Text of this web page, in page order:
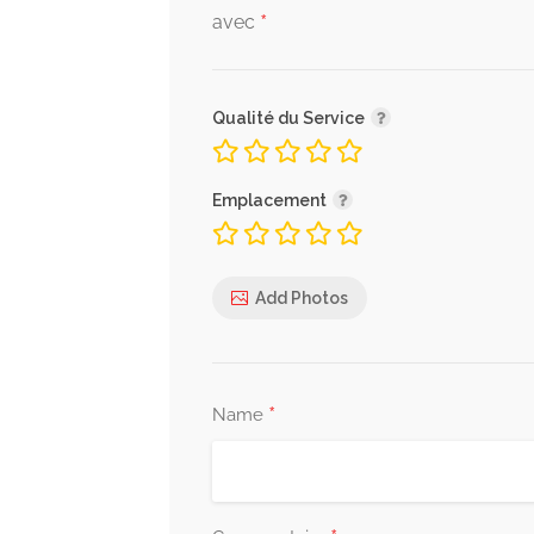
avec *
Qualité du Service
Emplacement
Add Photos
Name *